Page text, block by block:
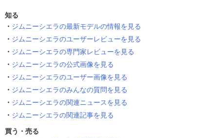
知る
ジムニーシエラの最新モデルの情報を見る
ジムニーシエラのユーザーレビューを見る
ジムニーシエラの専門家レビューを見る
ジムニーシエラの公式画像を見る
ジムニーシエラのユーザー画像を見る
ジムニーシエラのみんなの質問を見る
ジムニーシエラの関連ニュースを見る
ジムニーシエラの関連記事を見る
買う・売る